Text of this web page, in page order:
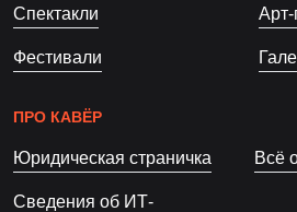
Спектакли
Фестивали
Арт-
ПРО КАВЁР
Юридическая страничка Всё
Сведения об ИТ-